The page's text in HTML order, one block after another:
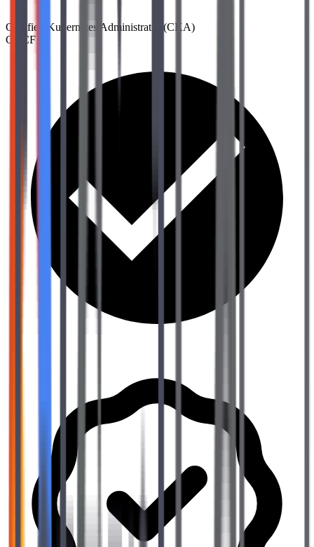
Certified Kubernetes Administrator (CKA)
CNCF